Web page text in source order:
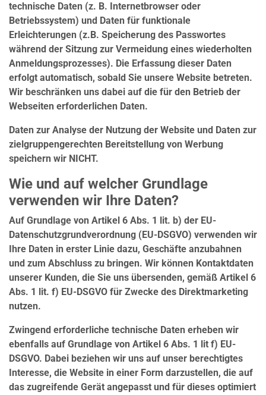
technische Daten (z. B. Internetbrowser oder
Betriebssystem) und Daten für funktionale
Erleichterungen (z.B. Speicherung des Passwortes
während der Sitzung zur Vermeidung eines wiederholten
Anmeldungsprozesses). Die Erfassung dieser Daten
erfolgt automatisch, sobald Sie unsere Website betreten.
Wir beschränken uns dabei auf die für den Betrieb der
Webseiten erforderlichen Daten.
Daten zur Analyse der Nutzung der Website und Daten zur
zielgruppengerechten Bereitstellung von Werbung
speichern wir NICHT.
Wie und auf welcher Grundlage
verwenden wir Ihre Daten?
Auf Grundlage von Artikel 6 Abs. 1 lit. b) der EU-
Datenschutzgrundverordnung (EU-DSGVO) verwenden wir
Ihre Daten in erster Linie dazu, Geschäfte anzubahnen
und zum Abschluss zu bringen. Wir können Kontaktdaten
unserer Kunden, die Sie uns übersenden, gemäß Artikel 6
Abs. 1 lit. f) EU-DSGVO für Zwecke des Direktmarketing
nutzen.
Zwingend erforderliche technische Daten erheben wir
ebenfalls auf Grundlage von Artikel 6 Abs. 1 lit f) EU-
DSGVO. Dabei beziehen wir uns auf unser berechtigtes
Interesse, die Website in einer Form darzustellen, die auf
das zugreifende Gerät angepasst und für dieses optimiert